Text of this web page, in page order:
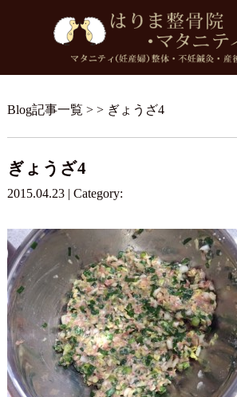
Blog記事一覧 > > ぎょうざ4
ぎょうざ4
2015.04.23 | Category: